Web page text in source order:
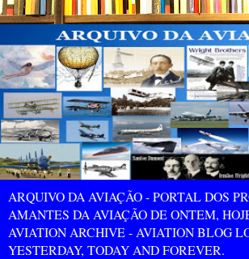
ARQUIVO DA AVIAÇÃO - PORTAL DOS
AMANTES DA AVIAÇÃO DE ONTEM,
AVIATION ARCHIVE - AVIATION BLOG
YESTERDAY, TODAY AND FOREVER.